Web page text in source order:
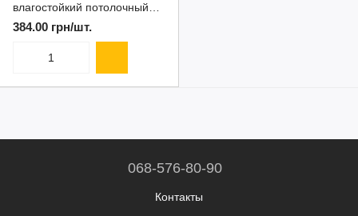
влагостойкий потолочный
2500*1200*9,5 мм Knauf
384.00 грн/шт.
068-576-80-90
Контакты